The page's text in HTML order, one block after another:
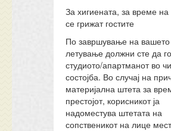
За хигиената, за време на
се грижат гостите
По завршување на вашето
летување должни сте да
студиото/апартманот во
состојба. Во случај на
материјална штета за
престојот, корисникот ја
надоместува штетата на
сопственикот на лице